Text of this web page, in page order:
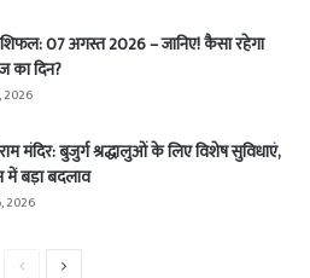
07 अगस्त 2026 – जानिए! कैसा रहेगा
दिन?
2026
मंदिर: बुजुर्ग श्रद्धालुओं के लिए विशेष सुविधाएं,
में बड़ा बदलाव
2026
PreviousNext